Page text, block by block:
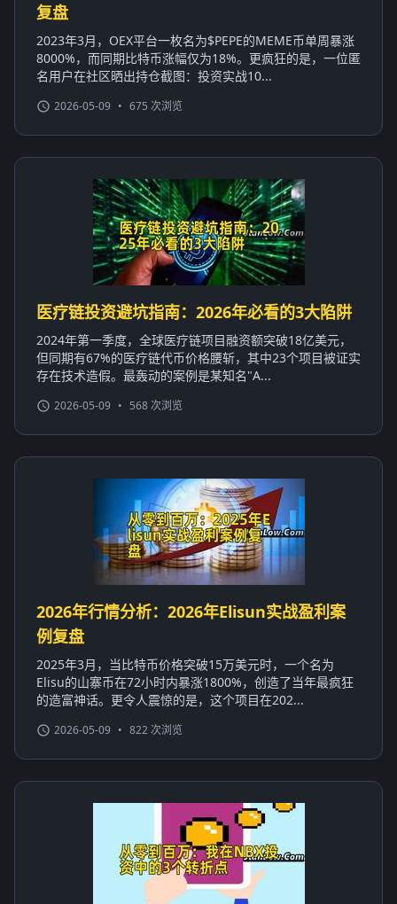
复盘
2023年3月，OEX平台一枚名为$PEPE的MEME币单周暴涨
8000%，而同期比特币涨幅仅为18%。更疯狂的是，一位匿
名用户在社区晒出持仓截图：投资实战10...
2026-05-09 • 675 次浏览
医疗链投资避坑指南：2026年必看的3大陷阱
2024年第一季度，全球医疗链项目融资额突破18亿美元，
但同期有67%的医疗链代币价格腰斩，其中23个项目被证实
存在技术造假。最轰动的案例是某知名"A...
2026-05-09 • 568 次浏览
2026年行情分析：2026年Elisun实战盈利案
例复盘
2025年3月，当比特币价格突破15万美元时，一个名为
Elisu的山寨币在72小时内暴涨1800%，创造了当年最疯狂
的造富神话。更令人震惊的是，这个项目在202...
2026-05-09 • 822 次浏览